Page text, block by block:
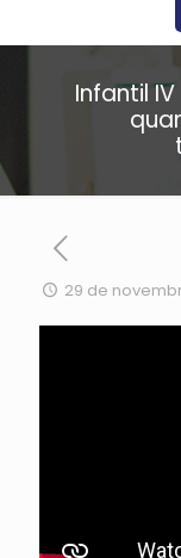
Infantil
29 de